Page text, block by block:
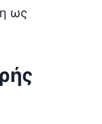
ως